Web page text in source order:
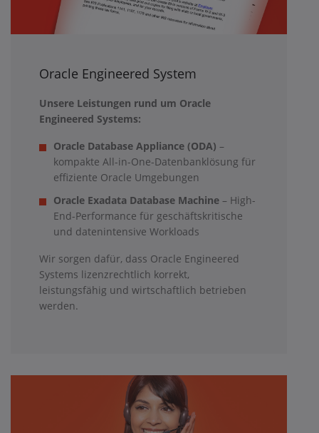
Oracle Engineered System
Unsere Leistungen rund um Oracle
Engineered Systems:
Oracle Database Appliance (ODA) –
kompakte All-in-One-Datenbanklösung für
effiziente Oracle Umgebungen
Oracle Exadata Database Machine – High-
End-Performance für geschäftskritische
und datenintensive Workloads
Wir sorgen dafür, dass Oracle Engineered
Systems lizenzrechtlich korrekt,
leistungsfähig und wirtschaftlich betrieben
werden.